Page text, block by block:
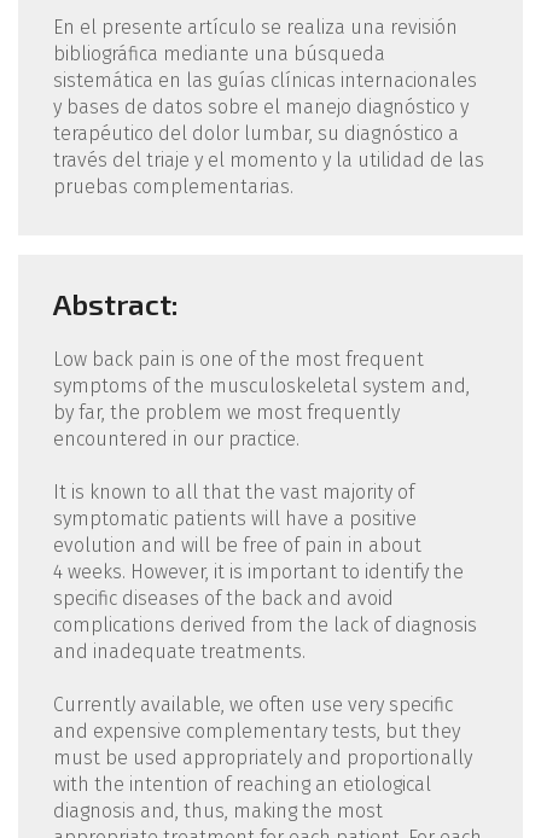
En el presente artículo se realiza una revisión
bibliográfica mediante una búsqueda
sistemática en las guías clínicas internacionales
y bases de datos sobre el manejo diagnóstico y
terapéutico del dolor lumbar, su diagnóstico a
través del triaje y el momento y la utilidad de las
pruebas complementarias.
Abstract:
Low back pain is one of the most frequent
symptoms of the musculoskeletal system and,
by far, the problem we most frequently
encountered in our practice.
It is known to all that the vast majority of
symptomatic patients will have a positive
evolution and will be free of pain in about
4 weeks. However, it is important to identify the
specific diseases of the back and avoid
complications derived from the lack of diagnosis
and inadequate treatments.
Currently available, we often use very specific
and expensive complementary tests, but they
must be used appropriately and proportionally
with the intention of reaching an etiological
diagnosis and, thus, making the most